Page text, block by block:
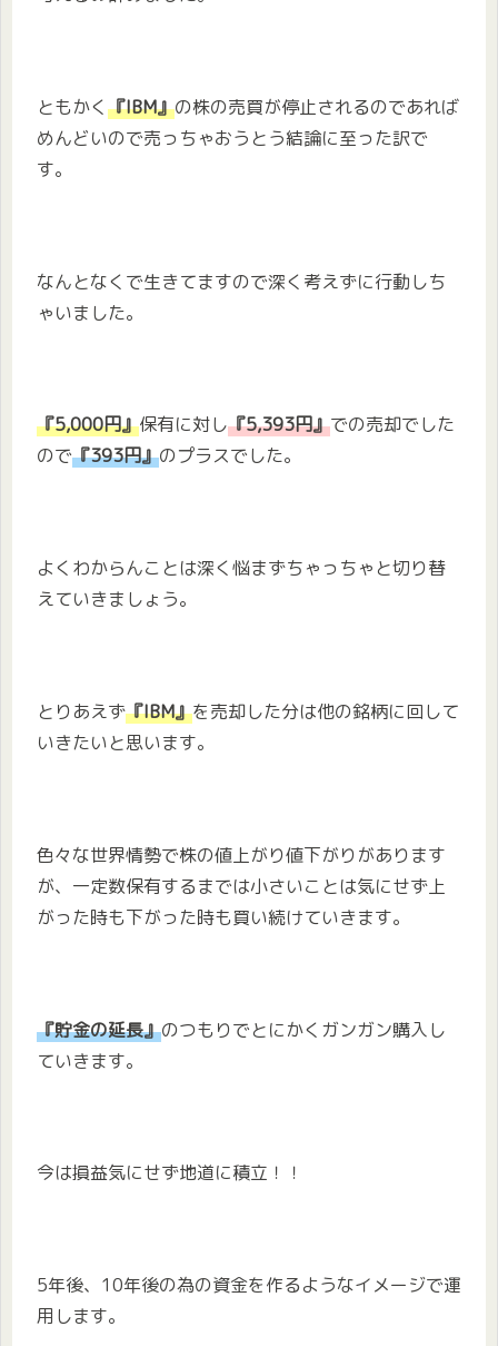
ともかく『IBM』の株の売買が停止されるのであれば
めんどいので売っちゃおうとう結論に至った訳で
す。
なんとなくで生きてますので深く考えずに行動しち
ゃいました。
『5,000円』保有に対し『5,393円』での売却でした
ので『393円』のプラスでした。
よくわからんことは深く悩まずちゃっちゃと切り替
えていきましょう。
とりあえず『IBM』を売却した分は他の銘柄に回して
いきたいと思います。
色々な世界情勢で株の値上がり値下がりがあります
が、一定数保有するまでは小さいことは気にせず上
がった時も下がった時も買い続けていきます。
『貯金の延長』のつもりでとにかくガンガン購入し
ていきます。
今は損益気にせず地道に積立！！
5年後、10年後の為の資金を作るようなイメージで運
用します。